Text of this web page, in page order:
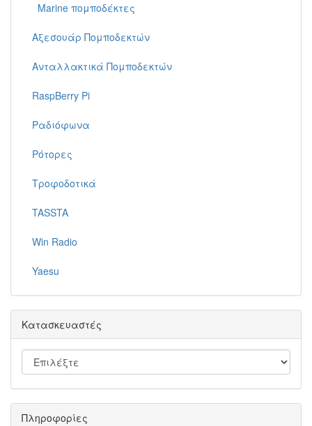
Marine πομποδέκτες
Αξεσουάρ Πομποδεκτών
Ανταλλακτικά Πομποδεκτών
RaspBerry Pi
Ραδιόφωνα
Ρότορες
Τροφοδοτικά
TASSTA
Win Radio
Yaesu
Κατασκευαστές
Πληροφορίες